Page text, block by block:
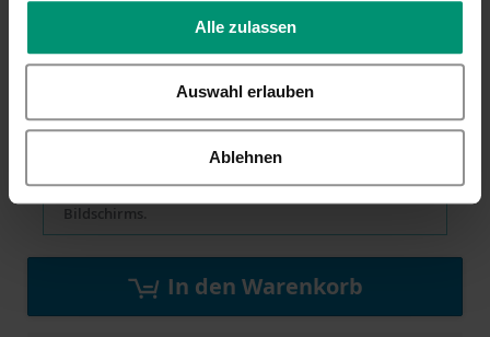
Alle zulassen
Auswahl erlauben
Ablehnen
Bitte beachten: Das ist nur eine ungefähre Vorstellung
davon, wie Schriftart und Farbe auf dem Produkt
kommen, abhängig von den Einstellungen des
Bildschirms.
In den Warenkorb